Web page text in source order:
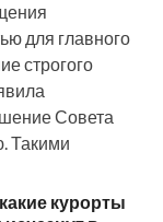
для главного
строгого
Совета
Такими
курорты